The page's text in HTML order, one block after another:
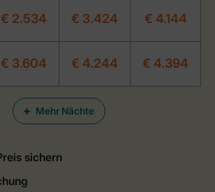
Mehr Nächte
€ 2.534 € 3.424 € 4.144
€ 3.604 € 4.244 € 4.394